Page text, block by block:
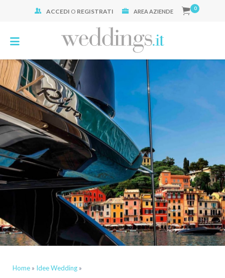
ACCEDI O REGISTRATI AREA AZIENDE 0
Home » Idee Wedding »